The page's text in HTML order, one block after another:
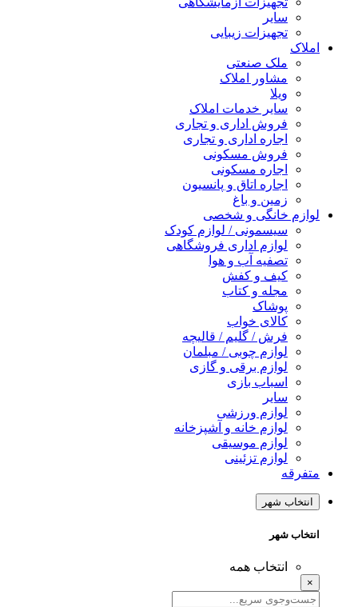
سایر
تجهیزات زیبایی
املاک
ملک صنعتی
مشاور املاک
ویلا
سایر خدمات املاک
فروش اداری و تجاری
اجاره اداری و تجاری
فروش مسکونی
اجاره مسکونی
اجاره اتاق و پانسیون
زمین و باغ
لوازم خانگی و شخصی
سیسمونی / لوازم کودک
لوازم اداری فروشگاهی
تصفیه آب و هوا
کیف و کفش
مجله و کتاب
پوشاک
کالای خواب
فرش / گلیم / قالیچه
لوازم چوبی / مبلمان
لوازم برقی و گازی
اسباب بازی
سایر
لوازم ورزشی
لوازم خانه و آشپزخانه
لوازم موسیقی
لوازم تزئینی
متفرقه
انتخاب شهر
انتخاب شهر
انتخاب همه
×